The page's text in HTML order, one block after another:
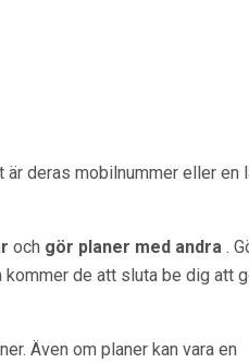
deras mobilnummer eller en
och gör planer med andra .
de att sluta be dig att
Även om planer kan vara en